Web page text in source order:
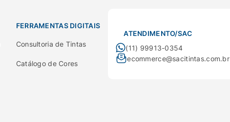
FERRAMENTAS DIGITAIS
Consultoria de Tintas
Catálogo de Cores
ATENDIMENTO/SAC
(11) 99913-0354
ecommerce@sacitintas.com.br